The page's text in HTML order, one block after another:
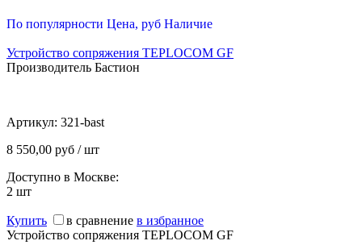
По популярности Цена, руб Наличие
Устройство сопряжения TEPLOCOM GF
Производитель Бастион
Артикул: 321-bast
8 550,00 руб / шт
Доступно в Москве:
2 шт
Купить в сравнение в избранное
Устройство сопряжения TEPLOCOM GF